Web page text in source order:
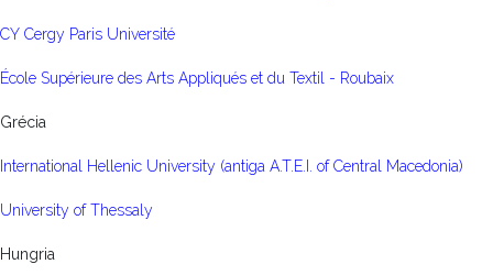
CY Cergy Paris Université
École Supérieure des Arts Appliqués et du Textil - Roubaix
Grécia
International Hellenic University (antiga A.T.E.I. of Central Macedonia)
University of Thessaly
Hungria